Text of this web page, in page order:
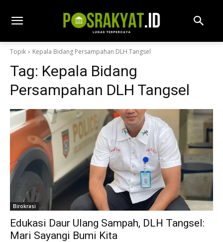
Topik Kepala Bidang Persampahan DLH Tangsel
Tag: Kepala Bidang
Persampahan DLH Tangsel
Birokrasi
Edukasi Daur Ulang Sampah, DLH Tangsel:
Mari Sayangi Bumi Kita